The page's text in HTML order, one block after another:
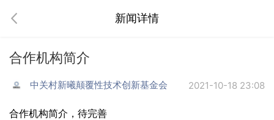
新闻详情
合作机构简介
中关村新曦颠覆性技术创新基金会 2021-10-18 23:08
合作机构简介，待完善